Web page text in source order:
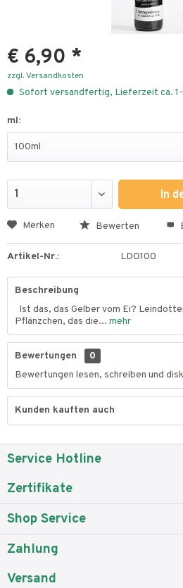
€ 6,90 *
zzgl. Versandkosten
Sofort versandfertig, Lieferzeit ca.
ml:
In
Merken Bewerten
Artikel-Nr.: LDO100
Beschreibung
Ist das, das Gelber vom Ei?
Pflänzchen, das die... mehr
Bewertungen
0
Bewertungen lesen, schreiben und
Kunden kauften auch
Service Hotline
Zertifikate
Shop Service
Zahlung
Versand